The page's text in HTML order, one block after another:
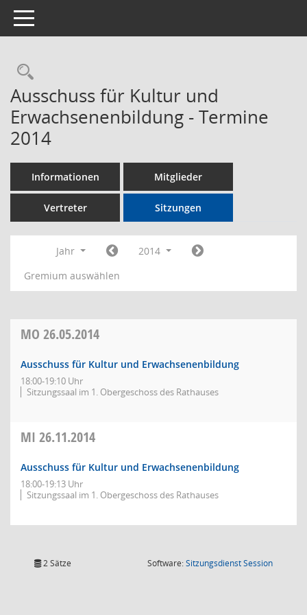
Toggle navigation
Rechercheauswahl
Ausschuss für Kultur und
Erwachsenenbildung - Termine
2014
Informationen Mitglieder
Vertreter Sitzungen
Jahr
2014
Gremium auswählen
MO 26.05.2014
Ausschuss für Kultur und Erwachsenenbildung
18:00-19:10 Uhr
Sitzungssaal im 1. Obergeschoss des Rathauses
MI 26.11.2014
Ausschuss für Kultur und Erwachsenenbildung
18:00-19:13 Uhr
Sitzungssaal im 1. Obergeschoss des Rathauses
2 Sätze Software:SitzungsdienstSession(Wird in